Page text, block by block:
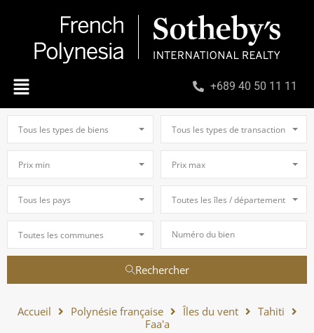
+689 40 50 11 11
Tous les types de biens Tous les types de transaction
Prix min Prix max
Tous les pays Toutes les îles / départements
Toutes les communes
Rechercher
Accueil Polynésie française Îles du vent
Tahiti
Faa'a